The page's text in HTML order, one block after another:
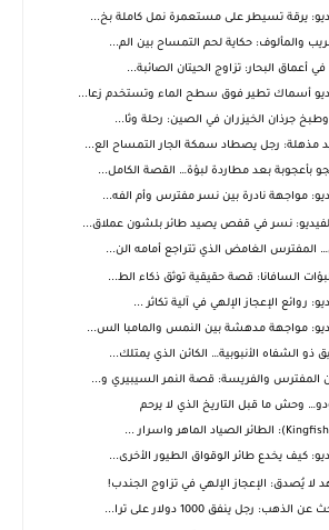
يرقة تسيطر على مستعمرة نمل كاملة بخ...
والمألوف: حكاية لحم التمساح بين الم...
في أعماق البحار: تزاوج الحيتان الصائبة...
أسماك تطير فوق سطح الماء وتستخدم زعا...
وطبخ جرذان الخيزران في الصين: رحلة وثا...
مذهلة: رجل يصطاد سمكة الجار التمساح الع...
بأعجوبة بعد مطاردة لبؤة… القصة الكامل...
مواجهة نادرة بين نسر مفترس وأم الفه...
نسر في قفص يصيد طائر بلشون عملاق...
المفترس الغامض الذي تتراجع أمامه الن...
السافانا: قصة حقيقية توثق ذكاء الط...
روائع الإعجاز الإلهي في آلية تكاثر ...
مواجهة مدهشة بين النمس والمامبا الس...
ذو الشفاه الأنبوبية… الكائن الذي يمتلك...
المفترس والفريسة: قصة النمر السيبيري و...
وحش ما قبل التاريخ الذي لا يرحم
كيف يخدع طائر الوقواق الطيور الأخرى...
يُصدق: الإعجاز الإلهي في تزاوج الجندب!
رجل ينفق 1000 دولار على ترا...